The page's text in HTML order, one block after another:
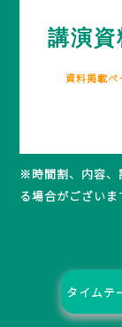
講演資
資料掲載ペ
※時間割、内容、
る場合がございま
タイムテ